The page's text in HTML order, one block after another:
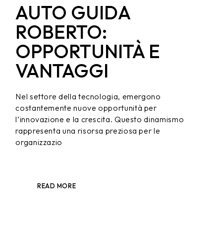
AUTO GUIDA
ROBERTO:
OPPORTUNITÀ E
VANTAGGI
Nel settore della tecnologia, emergono
costantemente nuove opportunità per
l’innovazione e la crescita. Questo dinamismo
rappresenta una risorsa preziosa per le
organizzazio
READ MORE